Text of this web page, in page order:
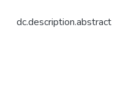
dc.description.abstract